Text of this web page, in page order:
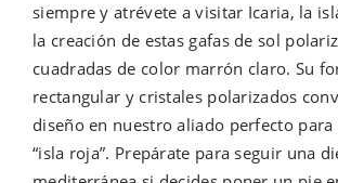
siempre y atrévete a visitar Icaria, la
la creación de estas gafas de sol
cuadradas de color marrón claro. Su
rectangular y cristales polarizados
diseño en nuestro aliado perfecto
“isla roja”. Prepárate para seguir una